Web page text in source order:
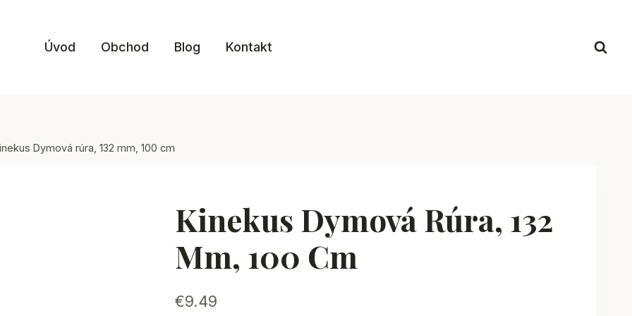
Úvod Obchod Blog Kontakt
Dymová rúra, 132 mm, 100 cm
Kinekus Dymová Rúra, 132
Mm, 100 Cm
€9.49